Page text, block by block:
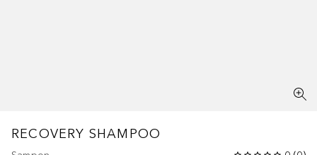
RECOVERY SHAMPOO